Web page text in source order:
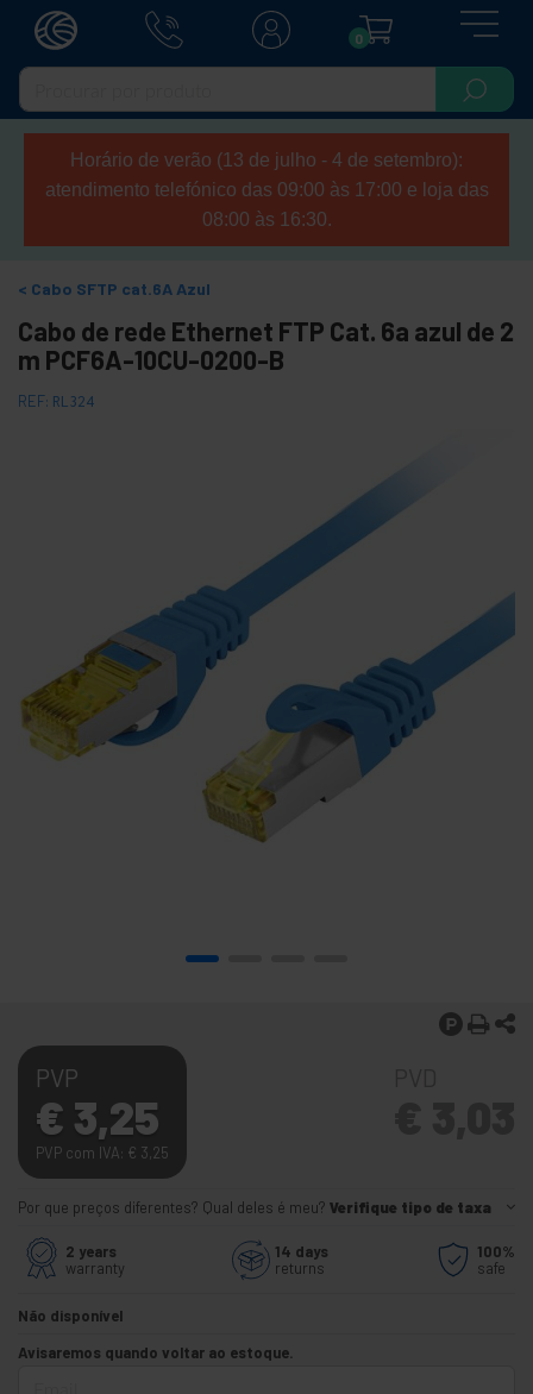
0
Horário de verão (13 de julho - 4 de setembro):
atendimento telefónico das 09:00 às 17:00 e loja das
08:00 às 16:30.
Cabo SFTP cat.6A Azul
Cabo de rede Ethernet FTP Cat. 6a azul de 2
m PCF6A-10CU-0200-B
REF: RL324
PVP
€ 3,25
PVP com IVA: € 3,25
Por que preços diferentes? Qual deles é meu? Verifique tipo de taxa
2 years
warranty
14 days
returns
100%
safe
Não disponível
Avisaremos quando voltar ao estoque.